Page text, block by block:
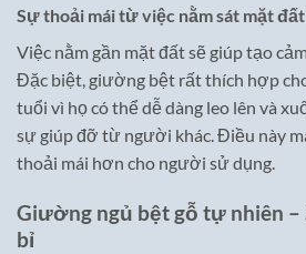
Sự thoải mái từ việc nằm sát mặt đất
Việc nằm gần mặt đất sẽ giúp tạo
Đặc biệt, giường bệt rất thích hợp
tuổi vì họ có thể dễ dàng leo lên và
sự giúp đỡ từ người khác. Điều này
thoải mái hơn cho người sử dụng.
Giường ngủ bệt gỗ tự nhiên –
bỉ